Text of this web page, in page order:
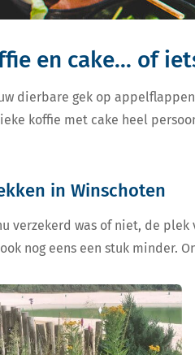
en cake... of
dierbare gek op
koffie met cake heel
in Winschoten
verzekerd was of niet, de
nog eens een stuk minder.